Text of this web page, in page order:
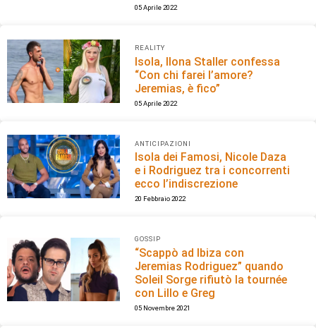
05 Aprile 2022
REALITY
Isola, Ilona Staller confessa
“Con chi farei l’amore?
Jeremias, è fico”
05 Aprile 2022
ANTICIPAZIONI
Isola dei Famosi, Nicole Daza
e i Rodriguez tra i concorrenti
ecco l’indiscrezione
20 Febbraio 2022
GOSSIP
“Scappò ad Ibiza con
Jeremias Rodriguez” quando
Soleil Sorge rifiutò la tournée
con Lillo e Greg
05 Novembre 2021